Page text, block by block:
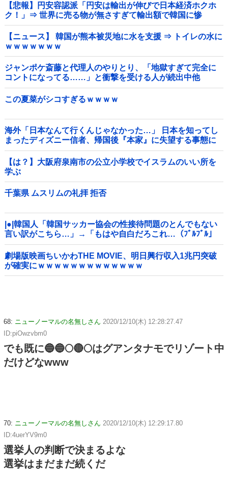
【悲報】円安容認派「円安は輸出が伸びで日本経済ホクホ
ク！」⇒ 世界に売る物が無さすぎて輸出額で韓国に惨
敗・・・
【ニュース】 韓国が熊本被災地に水を支援 ⇒ トイレの水に
ｗｗｗｗｗｗｗ
ジャンポケ斎藤と代理人のやりとり、「地獄すぎて完全に
コントになってる……」と衝撃を受ける人が続出中他
この夏菜がシコすぎるｗｗｗｗ
海外「日本なんて行くんじゃなかった…」 日本を知ってし
まったディズニー信者、帰国後『本家』に失望する事態に
【は？】大阪府泉南市の公立小学校でイスラムのいい所を
学ぶ
千葉県 ムスリムの礼拝 拒否
|●|韓国人「韓国サッカー協会の性接待問題のとんでもない
言い訳がこちら…」→「もはや自白だろこれ…（ﾌﾞﾙﾌﾞﾙ」
＝韓国の反応
劇場版映画ちいかわTHE MOVIE、明日興行収入1兆円突破
が確実にｗｗｗｗｗｗｗｗｗｗｗｗｗ
68: ニューノーマルの名無しさん 2020/12/10(木) 12:28:27.47
ID:piOwzvbm0
でも既に🔵🔵🌕🔴🌕はグアンタナモでリゾート中
だけどなwww
70: ニューノーマルの名無しさん 2020/12/10(木) 12:29:17.80
ID:4uerYV9m0
選挙人の判断で決まるよな
選挙はまだまだ続くだ